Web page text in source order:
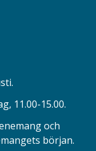
11.00-15.00.
och
början.